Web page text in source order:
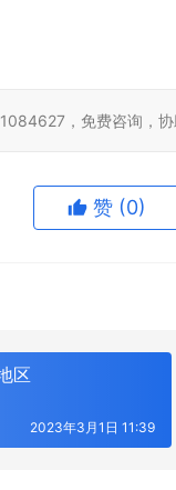
，免费咨询，协
赞 (0)
区
2023年3月1日 11:39